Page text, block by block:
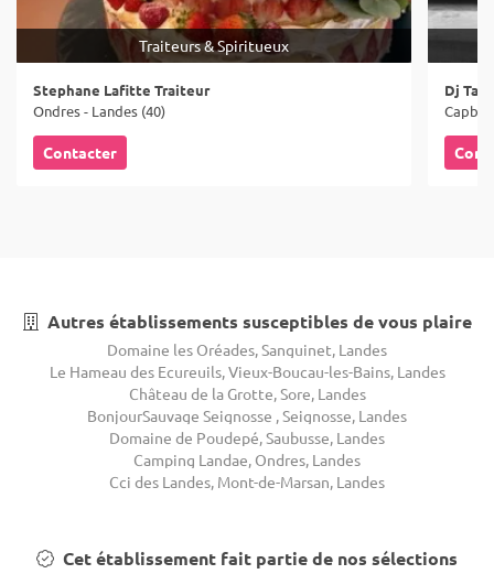
Traiteurs & Spiritueux
Stephane Lafitte Traiteur
Ondres - Landes (40)
Contacter
Dj
Autres établissements susceptibles de vous plaire
Domaine les Oréades, Sanguinet, Landes
Le Hameau des Ecureuils, Vieux-Boucau-les-Bains, Landes
Château de la Grotte, Sore, Landes
BonjourSauvage Seignosse , Seignosse, Landes
Domaine de Poudepé, Saubusse, Landes
Camping Landae, Ondres, Landes
Cci des Landes, Mont-de-Marsan, Landes
Cet établissement fait partie de nos sélections